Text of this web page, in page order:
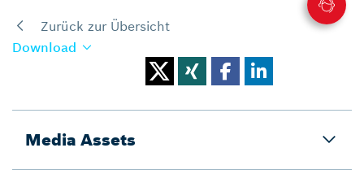
Zurück zur Übersicht
Download
Media Assets